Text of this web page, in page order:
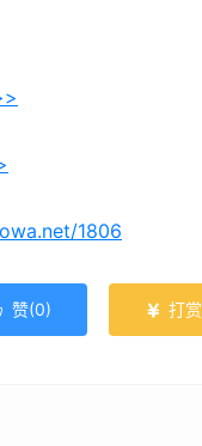
1806
赞(0)  打赏